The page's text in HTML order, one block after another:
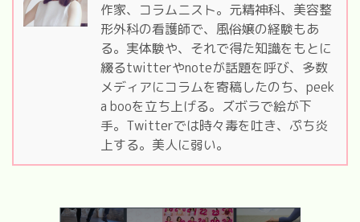
作家、コラムニスト。元精神科、美容整
形外科の看護師で、風俗嬢の経験もあ
る。実体験や、それで得た知識をもとに
綴るtwitterやnoteが話題を呼び、多数
メディアにコラムを寄稿したのち、peek
a booを立ち上げる。ズボラで絵が下
手。Twitterでは時々毒を吐き、ぷち炎
上する。美人に弱い。